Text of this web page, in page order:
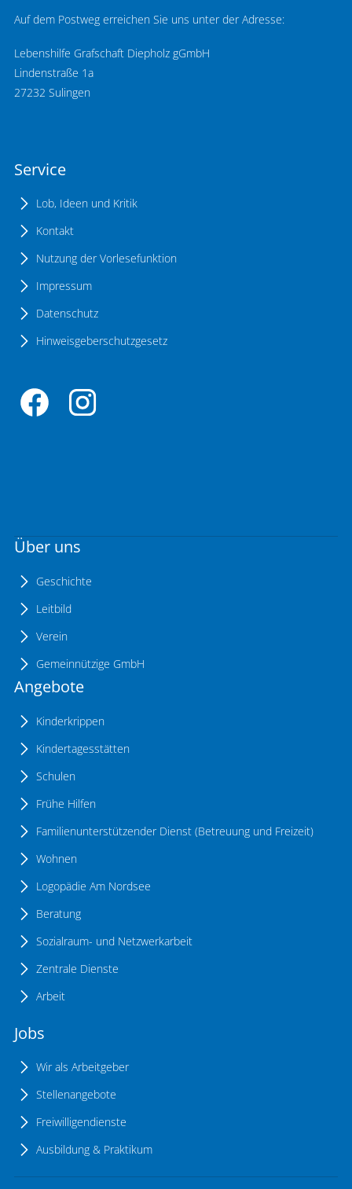
Auf dem Postweg erreichen Sie uns unter der Adresse:
Lebenshilfe Grafschaft Diepholz gGmbH
Lindenstraße 1a
27232 Sulingen
Service
Lob, Ideen und Kritik
Kontakt
Nutzung der Vorlesefunktion
Impressum
Datenschutz
Hinweisgeberschutzgesetz
Über uns
Geschichte
Leitbild
Verein
Gemeinnützige GmbH
Angebote
Kinderkrippen
Kindertagesstätten
Schulen
Frühe Hilfen
Familienunterstützender Dienst (Betreuung und Freizeit)
Wohnen
Logopädie Am Nordsee
Beratung
Sozialraum- und Netzwerkarbeit
Zentrale Dienste
Arbeit
Jobs
Wir als Arbeitgeber
Stellenangebote
Freiwilligendienste
Ausbildung & Praktikum